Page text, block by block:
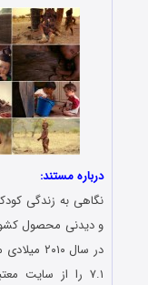
درباره مستند:
و دیدنی محصول
در سال